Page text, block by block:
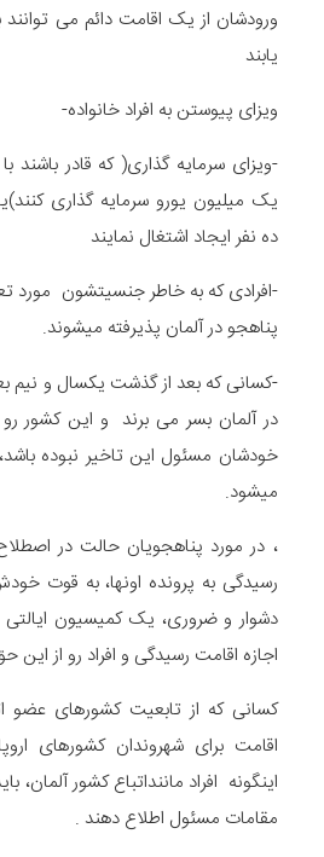
ورودشان از یک اقامت دائم می
یابند
ویزای پیوستن به افراد خانواده-
-ویزای سرمایه گذاری( که قادر باشند
یک میلیون یورو سرمایه گذاری
ده نفر ایجاد اشتغال نمایند
-افرادی که به خاطر جنسیتشون مورد
پناهجو در آلمان پذیرفته میشوند.
-کسانی که بعد از گذشت یکسال و نیم
در آلمان بسر می برند و این کشور
خودشان مسئول این تاخیر نبوده باشد،
میشود.
، در مورد پناهجویان حالت در
رسیدگی به پرونده اونها، به قوت
دشوار و ضروری، یک کمیسیون ایالتی
اجازه اقامت رسیدگی و افراد رو از این
کسانی که از تابعیت کشورهای عضو
اقامت برای شهروندان کشورهای
اینگونه افراد ماننداتباع کشور
مقامات مسئول اطلاع دهند .